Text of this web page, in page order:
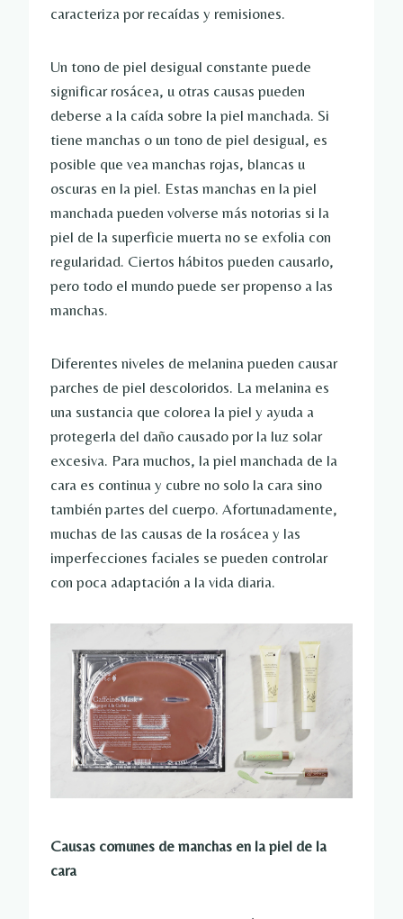
caracteriza por recaídas y remisiones.
Un tono de piel desigual constante puede
significar rosácea, u otras causas pueden
deberse a la caída sobre la piel manchada. Si
tiene manchas o un tono de piel desigual, es
posible que vea manchas rojas, blancas u
oscuras en la piel. Estas manchas en la piel
manchada pueden volverse más notorias si la
piel de la superficie muerta no se exfolia con
regularidad. Ciertos hábitos pueden causarlo,
pero todo el mundo puede ser propenso a las
manchas.
Diferentes niveles de melanina pueden causar
parches de piel descoloridos. La melanina es
una sustancia que colorea la piel y ayuda a
protegerla del daño causado por la luz solar
excesiva. Para muchos, la piel manchada de la
cara es continua y cubre no solo la cara sino
también partes del cuerpo. Afortunadamente,
muchas de las causas de la rosácea y las
imperfecciones faciales se pueden controlar
con poca adaptación a la vida diaria.
Causas comunes de manchas en la piel de la
cara